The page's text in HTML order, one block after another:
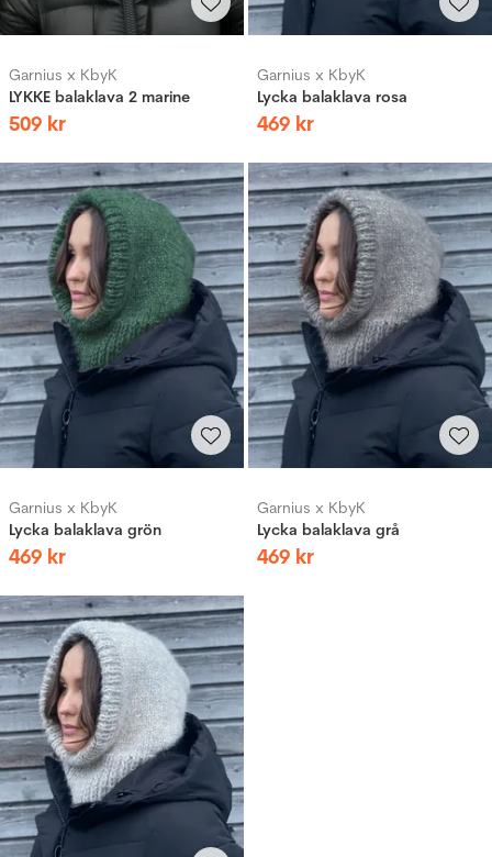
Garnius x KbyK
LYKKE balaklava 2 marine
509 kr
Garnius x KbyK
Lycka balaklava rosa
469 kr
Garnius x KbyK
Lycka balaklava grön
469 kr
Garnius x KbyK
Lycka balaklava grå
469 kr